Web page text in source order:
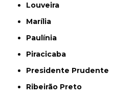
Louveira
Marília
Paulínia
Piracicaba
Presidente Prudente
Ribeirão Preto